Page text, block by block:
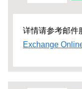
详情请参考邮件
Exchange